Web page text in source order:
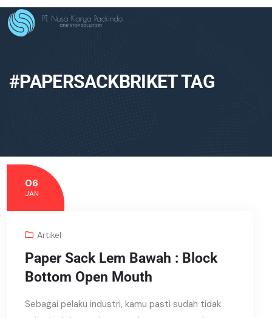
#PAPERSACKBRIKET TAG
06
JAN
Artikel
Paper Sack Lem Bawah : Block
Bottom Open Mouth
Sebagai pelaku industri, kamu pasti sudah tidak